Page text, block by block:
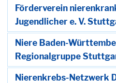
Förderverein
Jugendlicher e. V.
Niere Baden-
Regionalgruppe
Nierenkrebs-Netzwerk